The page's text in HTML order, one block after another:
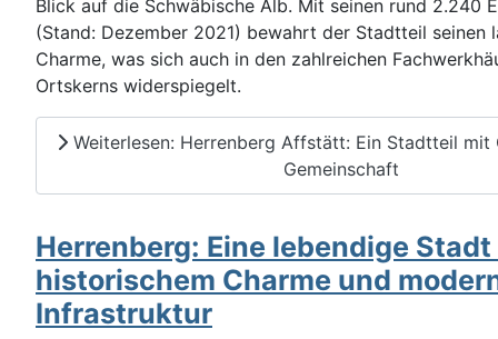
Blick auf die Schwäbische Alb. Mit seinen rund 2.240
(Stand: Dezember 2021) bewahrt der Stadtteil seinen
Charme, was sich auch in den zahlreichen
Ortskerns widerspiegelt.
Weiterlesen: Herrenberg Affstätt: Ein Stadtteil mit
Gemeinschaft
Herrenberg: Eine lebendige
historischem Charme und
Infrastruktur